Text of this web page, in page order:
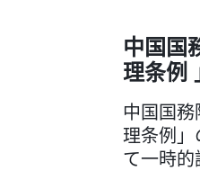
中国国
理条例
中国国
理条例」
て一時的